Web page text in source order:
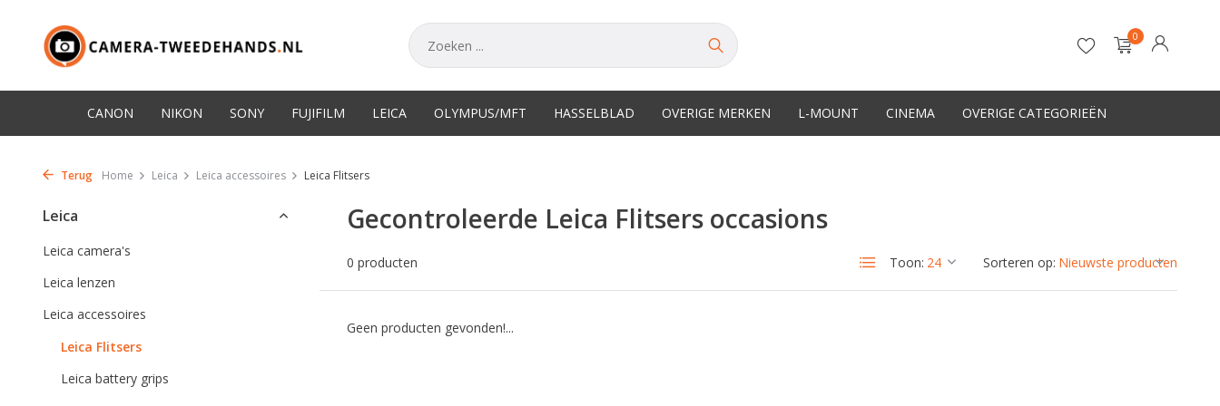
0
CANON NIKON SONY FUJIFILM LEICA OLYMPUS/MFT HASSELBLAD OVERIGE MERKEN L-MOUNT CINEMA OVERIGE CATEGORIEËN
Terug Home Leica Leica accessoires Leica Flitsers
Leica
Leica camera's
Leica lenzen
Leica accessoires
Leica Flitsers
Leica battery grips
Gecontroleerde Leica Flitsers occasions
0 producten Toon: Sorteren op:
Geen producten gevonden!...